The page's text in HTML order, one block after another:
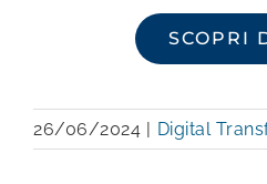
SCOPRI
26/06/2024 | Digital